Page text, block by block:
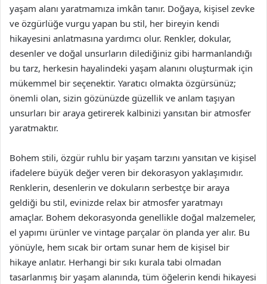
yaşam alanı yaratmamıza imkân tanır. Doğaya, kişisel zevke
ve özgürlüğe vurgu yapan bu stil, her bireyin kendi
hikayesini anlatmasına yardımcı olur. Renkler, dokular,
desenler ve doğal unsurların dilediğiniz gibi harmanlandığı
bu tarz, herkesin hayalindeki yaşam alanını oluşturmak için
mükemmel bir seçenektir. Yaratıcı olmakta özgürsünüz;
önemli olan, sizin gözünüzde güzellik ve anlam taşıyan
unsurları bir araya getirerek kalbinizi yansıtan bir atmosfer
yaratmaktır.
Bohem stili, özgür ruhlu bir yaşam tarzını yansıtan ve kişisel
ifadelere büyük değer veren bir dekorasyon yaklaşımıdır.
Renklerin, desenlerin ve dokuların serbestçe bir araya
geldiği bu stil, evinizde relax bir atmosfer yaratmayı
amaçlar. Bohem dekorasyonda genellikle doğal malzemeler,
el yapımı ürünler ve vintage parçalar ön planda yer alır. Bu
yönüyle, hem sıcak bir ortam sunar hem de kişisel bir
hikaye anlatır. Herhangi bir sıkı kurala tabi olmadan
tasarlanmış bir yaşam alanında, tüm öğelerin kendi hikayesi